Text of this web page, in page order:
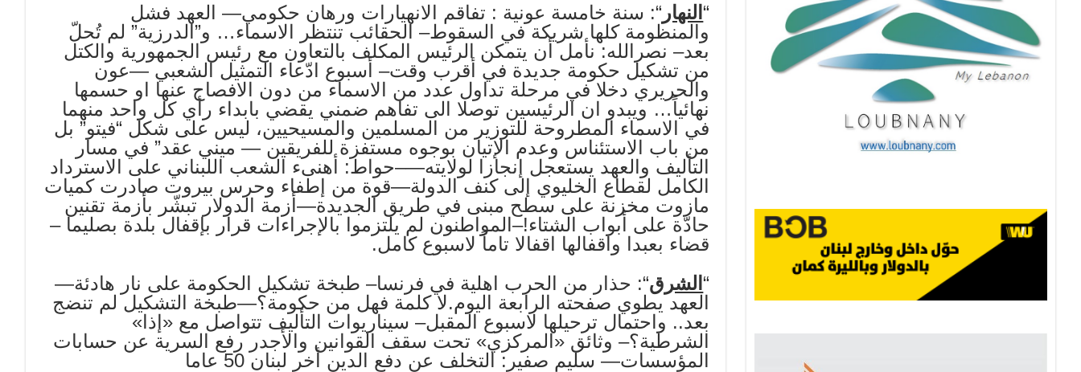
“النهار “: سنة خامسة عونية : تفاقم الانهيارات ورهان حكومي— العهد فشل
والمنظومة كلها شريكة في السقوط– الحقائب تنتظر الاسماء… و”الدرزية” لم تُحلّ
بعد– نصرالله: نأمل أن يتمكن الرئيس المكلف بالتعاون مع رئيس الجمهورية والكتل
من تشكيل حكومة جديدة في أقرب وقت– أسبوع ادّعاء التمثيل الشعبي —عون
والحريري دخلا في مرحلة تداول عدد من الاسماء من دون الافصاح عنها او حسمها
نهائياً… ويبدو ان الرئيسين توصلا الى تفاهم ضمني يقضي بابداء رأي كل واحد منهما
في الاسماء المطروحة للتوزير من المسلمين والمسيحيين، ليس على شكل “فيتو” بل
من باب الاستئناس وعدم الإتيان بوجوه مستفزة للفريقين — ميني عقد” في مسار
التأليف والعهد يستعجل إنجازا لولايته—–حواط: أهنىء الشعب اللبناني على الاسترداد
الكامل لقطاع الخليوي إلى كنف الدولة—قوة من إطفاء وحرس بيروت صادرت كميات
مازوت مخزنة على سطح مبنى في طريق الجديدة—أزمة الدولار تبشّر بأزمة تقنين
حادّة على أبواب الشتاء!–المواطنون لم يلتزموا بالإجراءات قرار بإقفال بلدة بصليما –
قضاء بعبدا واقفالها اقفالا تاماً لاسبوع كامل.
“الشرق“: حذار من الحرب اهلية في فرنسا– طبخة تشكيل الحكومة على نار هادئة—
العهد يطوي صفحته الرابعة اليوم.لا كلمة فهل من حكومة؟—طبخة التشكيل لم تنضج
بعد.. واحتمال ترحيلها لاسبوع المقبل– سيناريوات التأليف تتواصل مع «إذا»
الشرطية؟– وثائق «المركزي» تحت سقف القوانين والأجدر رفع السرية عن حسابات
المؤسسات— سليم صفير: التخلف عن دفع الدين أخر لبنان 50 عاما